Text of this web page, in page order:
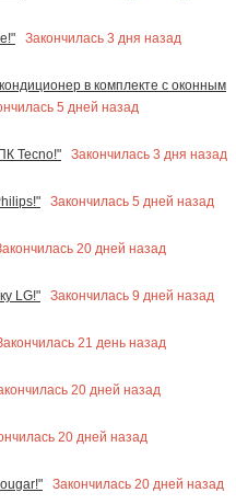
Закончилась 3 дня назад
в комплекте с оконным
5 дней назад
Tecno!"
Закончилась 3 дня назад
Закончилась 5 дней назад
20 дней назад
LG!"
Закончилась 9 дней назад
21 день назад
20 дней назад
20 дней назад
Закончилась 20 дней назад